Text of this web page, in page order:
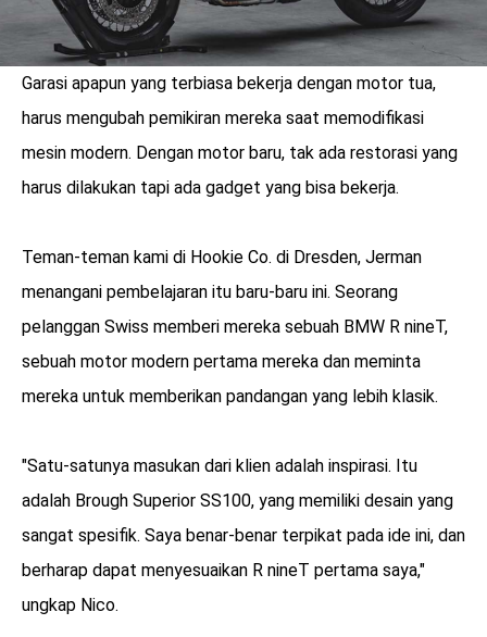
menarik
Garasi apapun yang terbiasa bekerja dengan motor tua,
harus mengubah pemikiran mereka saat memodifikasi
mesin modern. Dengan motor baru, tak ada restorasi yang
harus dilakukan tapi ada gadget yang bisa bekerja.
Teman-teman kami di Hookie Co. di Dresden, Jerman
menangani pembelajaran itu baru-baru ini. Seorang
pelanggan Swiss memberi mereka sebuah BMW R nineT,
sebuah motor modern pertama mereka dan meminta
mereka untuk memberikan pandangan yang lebih klasik.
"Satu-satunya masukan dari klien adalah inspirasi. Itu
adalah Brough Superior SS100, yang memiliki desain yang
sangat spesifik. Saya benar-benar terpikat pada ide ini, dan
berharap dapat menyesuaikan R nineT pertama saya,"
ungkap Nico.